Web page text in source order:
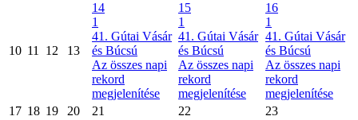
10 11 12 13
14
1
41. Gútai Vásár
és Búcsú
Az összes napi
rekord
megjelenítése
15
1
41. Gútai Vásár
és Búcsú
Az összes napi
rekord
megjelenítése
16
1
41. Gútai Vásár
és Búcsú
Az összes napi
rekord
megjelenítése
17 18 19 20 21 22
23